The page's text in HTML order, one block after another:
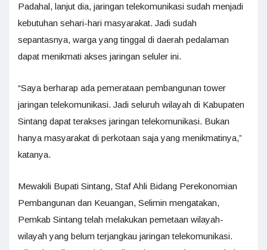
Padahal, lanjut dia, jaringan telekomunikasi sudah menjadi
kebutuhan sehari-hari masyarakat. Jadi sudah
sepantasnya, warga yang tinggal di daerah pedalaman
dapat menikmati akses jaringan seluler ini.
“Saya berharap ada pemerataan pembangunan tower
jaringan telekomunikasi. Jadi seluruh wilayah di Kabupaten
Sintang dapat terakses jaringan telekomunikasi. Bukan
hanya masyarakat di perkotaan saja yang menikmatinya,”
katanya.
Mewakili Bupati Sintang, Staf Ahli Bidang Perekonomian
Pembangunan dan Keuangan, Selimin mengatakan,
Pemkab Sintang telah melakukan pemetaan wilayah-
wilayah yang belum terjangkau jaringan telekomunikasi.